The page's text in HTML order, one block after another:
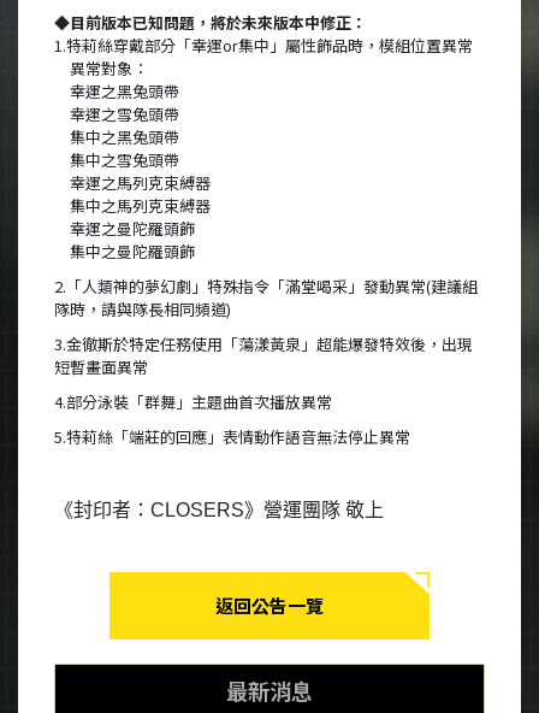
◆目前版本已知問題，將於未來版本中修正：
1.特莉絲穿戴部分「幸運or集中」屬性飾品時，模組位置異常
異常對象：
幸運之黑兔頭帶
幸運之雪兔頭帶
集中之黑兔頭帶
集中之雪兔頭帶
幸運之馬列克束縛器
集中之馬列克束縛器
幸運之曼陀羅頭飾
集中之曼陀羅頭飾
2.「人類神的夢幻劇」特殊指令「滿堂喝采」發動異常(建議組
隊時，請與隊長相同頻道)
3.金徹斯於特定任務使用「蕩漾黃泉」超能爆發特效後，出現
短暫畫面異常
4.部分泳裝「群舞」主題曲首次播放異常
5.特莉絲「端莊的回應」表情動作語音無法停止異常
《封印者：CLOSERS》營運團隊 敬上
返回公告一覽
最新消息